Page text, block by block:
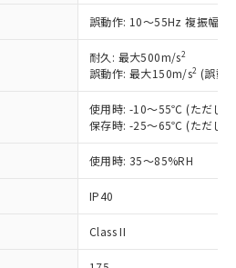
誤動作: 10～55Hz 複振幅
耐久: 最大500m/s2
誤動作: 最大150m/s2 (誤動
使用時: -10～55℃ (ただし
保存時: -25～65℃ (ただし
使用時: 35～85%RH
IP40
Class II
は、当社制御機器事業取扱
在庫状況および標準価格
させていただくもので
器事業取扱商品の中には、
の対象外となる商品もある
よび標準価格照会結果は、
更新日時点での社内デー
作成されるものであり、閲
での実際の在庫および標
異なる場合があることをご
RoHS指令（10物質）の
を調査中または確認中の
のない商品です。
より、非含有部品として
品と判明した場合などや
ことがあります。
）：
水銀(Hg) 1000ppm以下、 カド
、
以下、ポリ臭化ビフェニル
、ポリ臭化ジフェニルエーテル類
材料含有率が中国RoHSの
ことを示します。
材料含有率が中国RoHSの
ることを示します。
す。当社販売部門へお問
準値 (GB/T26572)：
水銀) : 1000ppm、 Cd(カドミウ
れら貴社製品のうち、外国
外国貿易法に定める商品
貨物等」という）を輸出
の提供する場合は、日本
許可(または役務取引許
などの必要な手続きを